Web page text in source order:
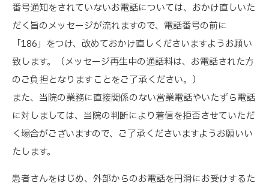
番号通知をされていないお電話については、おかけ直しいた
だく旨のメッセージが流れますので、電話番号の前に
「186」をつけ、改めておかけ直しくださいますようお願い
致します。（メッセージ再生中の通話料は、お電話された方
のご負担となりますことをご了承ください。）
また、当院の業務に直接関係のない営業電話やいたずら電話
に対しましては、当院の判断により着信を拒否させていただ
く場合がございますので、ご了承くださいますようお願いい
たします。
患者さんをはじめ、外部からのお電話を円滑にお受けするた